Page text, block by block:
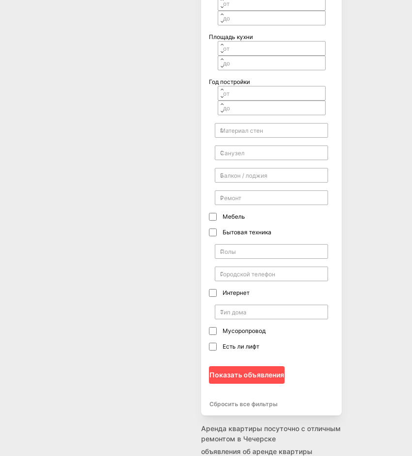
Площадь кухни
Год постройки
Мебель
Бытовая техника
Интернет
Мусоропровод
Есть ли лифт
Показать объявления
Сбросить все фильтры
Аренда квартиры посуточно с отличным
ремонтом в Чечерске
объявления об аренде квартиры